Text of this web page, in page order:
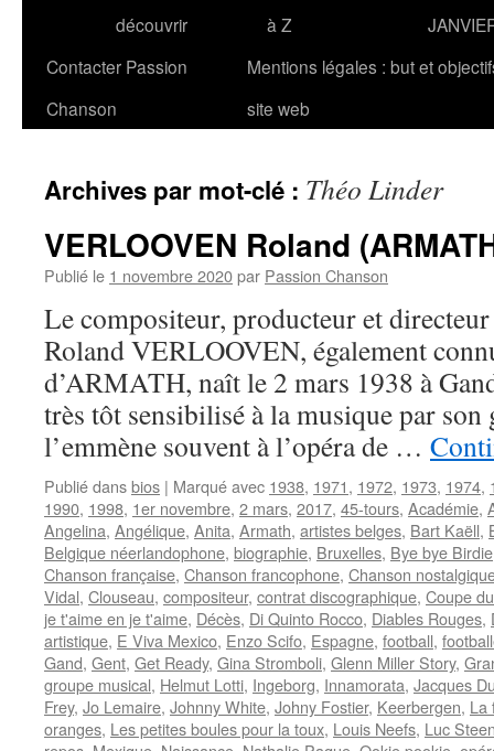
découvrir
à Z
Contacter Passion
Chanson
Mentions légales : but et
site web
Archives par mot-clé : Théo Linder
VERLOOVEN Roland
Publié le 1 novembre 2020par Passion Chanson
Le compositeur, producteur et
Roland VERLOOVEN, également
d’ARMATH, naît le 2 mars 1938 à
très tôt sensibilisé à la musique par
l’emmène souvent à l’opéra de …
Publié dansbios | Marqué avec 1938, 1971, 1972, 1973, 1974,
1990, 1998, 1er novembre, 2 mars, 2017, 45-tours, Académie,
Angelina, Angélique, Anita, Armath, artistes belges, Bart Kaëll,
Belgique néerlandophone, biographie, Bruxelles, Bye bye Birdie
Chanson française, Chanson francophone, Chanson
Vidal, Clouseau, compositeur, contrat discographique, Coupe
je t'aime en je t'aime, Décès, Di Quinto Rocco, Diables Rouges,
artistique, E Viva Mexico, Enzo Scifo, Espagne, football,
Gand, Gent, Get Ready, Gina Stromboli, Glenn Miller Story,
groupe musical, Helmut Lotti, Ingeborg, Innamorata, Jacques
Frey, Jo Lemaire, Johnny White, Johny Fostier, Keerbergen, La
oranges, Les petites boules pour la toux, Louis Neefs, Luc